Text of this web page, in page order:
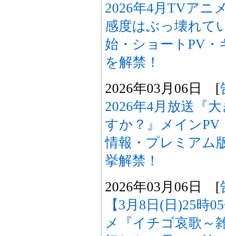
2026年4月TVアニ
感度はぶっ壊れて
始・ショートPV
を解禁！
2026年03月06日 [
2026年4月放送『
すか？』メインPV
情報・プレミアム
挙解禁！
2026年03月06日 [
【3月8日(日)25時
メ『イチゴ哀歌～